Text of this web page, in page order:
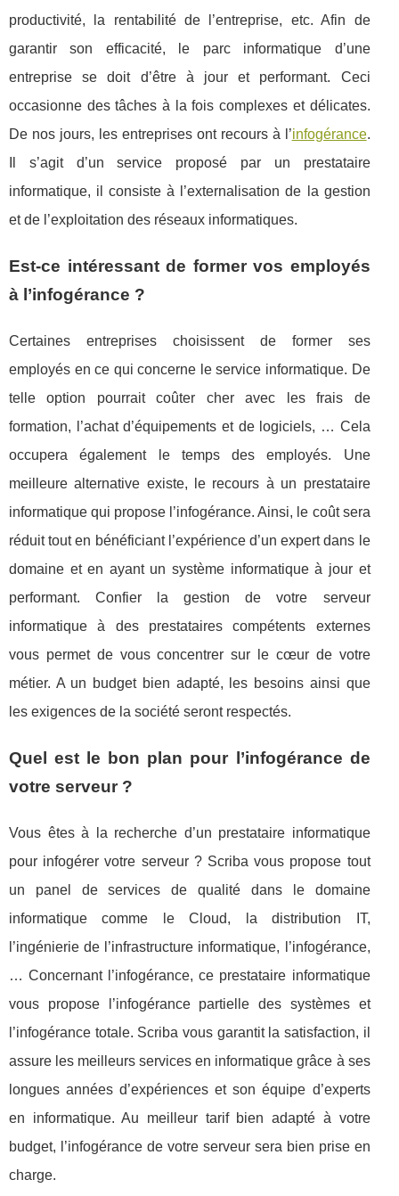
productivité, la rentabilité de l’entreprise, etc. Afin de
garantir son efficacité, le parc informatique d’une
entreprise se doit d’être à jour et performant. Ceci
occasionne des tâches à la fois complexes et délicates.
De nos jours, les entreprises ont recours à l’infogérance.
Il s’agit d’un service proposé par un prestataire
informatique, il consiste à l’externalisation de la gestion
et de l’exploitation des réseaux informatiques.
Est-ce intéressant de former vos employés
à l’infogérance ?
Certaines entreprises choisissent de former ses
employés en ce qui concerne le service informatique. De
telle option pourrait coûter cher avec les frais de
formation, l’achat d’équipements et de logiciels, … Cela
occupera également le temps des employés. Une
meilleure alternative existe, le recours à un prestataire
informatique qui propose l’infogérance. Ainsi, le coût sera
réduit tout en bénéficiant l’expérience d’un expert dans le
domaine et en ayant un système informatique à jour et
performant. Confier la gestion de votre serveur
informatique à des prestataires compétents externes
vous permet de vous concentrer sur le cœur de votre
métier. A un budget bien adapté, les besoins ainsi que
les exigences de la société seront respectés.
Quel est le bon plan pour l’infogérance de
votre serveur ?
Vous êtes à la recherche d’un prestataire informatique
pour infogérer votre serveur ? Scriba vous propose tout
un panel de services de qualité dans le domaine
informatique comme le Cloud, la distribution IT,
l’ingénierie de l’infrastructure informatique, l’infogérance,
… Concernant l’infogérance, ce prestataire informatique
vous propose l’infogérance partielle des systèmes et
l’infogérance totale. Scriba vous garantit la satisfaction, il
assure les meilleurs services en informatique grâce à ses
longues années d’expériences et son équipe d’experts
en informatique. Au meilleur tarif bien adapté à votre
budget, l’infogérance de votre serveur sera bien prise en
charge.